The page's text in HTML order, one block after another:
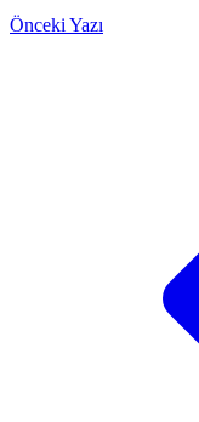
Önceki Yazı